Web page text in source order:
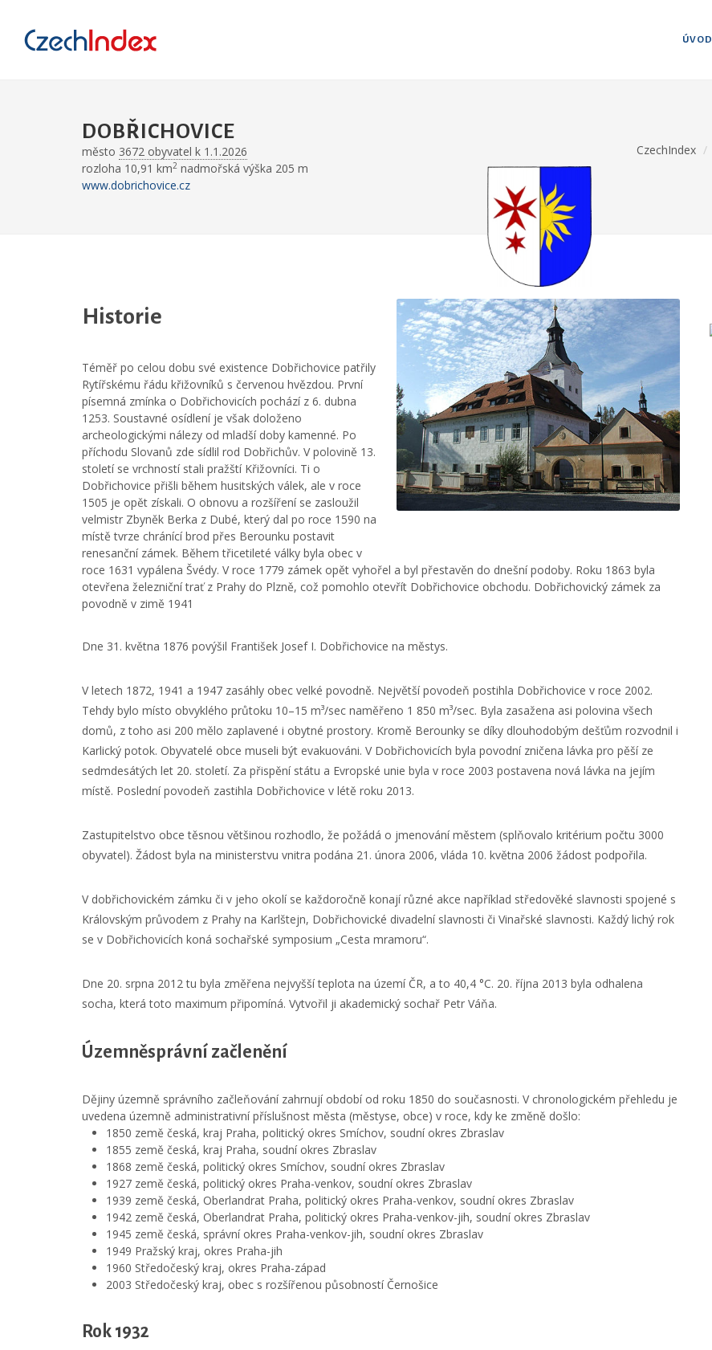
ÚVOD
DOBŘICHOVICE
město 3672 obyvatel k 1.1.2026
rozloha 10,91 km2 nadmořská výška 205 m
www.dobrichovice.cz
CzechIndex
Historie
Téměř po celou dobu své existence Dobřichovice patřily
Rytířskému řádu křižovníků s červenou hvězdou. První
písemná zmínka o Dobřichovicích pochází z 6. dubna
1253. Soustavné osídlení je však doloženo
archeologickými nálezy od mladší doby kamenné. Po
příchodu Slovanů zde sídlil rod Dobřichův. V polovině 13.
století se vrchností stali pražští Křižovníci. Ti o
Dobřichovice přišli během husitských válek, ale v roce
1505 je opět získali. O obnovu a rozšíření se zasloužil
velmistr Zbyněk Berka z Dubé, který dal po roce 1590 na
místě tvrze chránící brod přes Berounku postavit
renesanční zámek. Během třicetileté války byla obec v
roce 1631 vypálena Švédy. V roce 1779 zámek opět vyhořel a byl přestavěn do dnešní podoby. Roku 1863 byla
otevřena železniční trať z Prahy do Plzně, což pomohlo otevřít Dobřichovice obchodu. Dobřichovický zámek za
povodně v zimě 1941
Dne 31. května 1876 povýšil František Josef I. Dobřichovice na městys.
V letech 1872, 1941 a 1947 zasáhly obec velké povodně. Největší povodeň postihla Dobřichovice v roce 2002.
Tehdy bylo místo obvyklého průtoku 10–15 m³/sec naměřeno 1 850 m³/sec. Byla zasažena asi polovina všech
domů, z toho asi 200 mělo zaplavené i obytné prostory. Kromě Berounky se díky dlouhodobým dešťům rozvodnil i
Karlický potok. Obyvatelé obce museli být evakuováni. V Dobřichovicích byla povodní zničena lávka pro pěší ze
sedmdesátých let 20. století. Za přispění státu a Evropské unie byla v roce 2003 postavena nová lávka na jejím
místě. Poslední povodeň zastihla Dobřichovice v létě roku 2013.
Zastupitelstvo obce těsnou většinou rozhodlo, že požádá o jmenování městem (splňovalo kritérium počtu 3000
obyvatel). Žádost byla na ministerstvu vnitra podána 21. února 2006, vláda 10. května 2006 žádost podpořila.
V dobřichovickém zámku či v jeho okolí se každoročně konají různé akce například středověké slavnosti spojené s
Královským průvodem z Prahy na Karlštejn, Dobřichovické divadelní slavnosti či Vinařské slavnosti. Každý lichý rok
se v Dobřichovicích koná sochařské symposium „Cesta mramoru“.
Dne 20. srpna 2012 tu byla změřena nejvyšší teplota na území ČR, a to 40,4 °C. 20. října 2013 byla odhalena
socha, která toto maximum připomíná. Vytvořil ji akademický sochař Petr Váňa.
Územněsprávní začlenění
Dějiny územně správního začleňování zahrnují období od roku 1850 do současnosti. V chronologickém přehledu je
uvedena územně administrativní příslušnost města (městyse, obce) v roce, kdy ke změně došlo:
1850 země česká, kraj Praha, politický okres Smíchov, soudní okres Zbraslav
1855 země česká, kraj Praha, soudní okres Zbraslav
1868 země česká, politický okres Smíchov, soudní okres Zbraslav
1927 země česká, politický okres Praha-venkov, soudní okres Zbraslav
1939 země česká, Oberlandrat Praha, politický okres Praha-venkov, soudní okres Zbraslav
1942 země česká, Oberlandrat Praha, politický okres Praha-venkov-jih, soudní okres Zbraslav
1945 země česká, správní okres Praha-venkov-jih, soudní okres Zbraslav
1949 Pražský kraj, okres Praha-jih
1960 Středočeský kraj, okres Praha-západ
2003 Středočeský kraj, obec s rozšířenou působností Černošice
Rok 1932